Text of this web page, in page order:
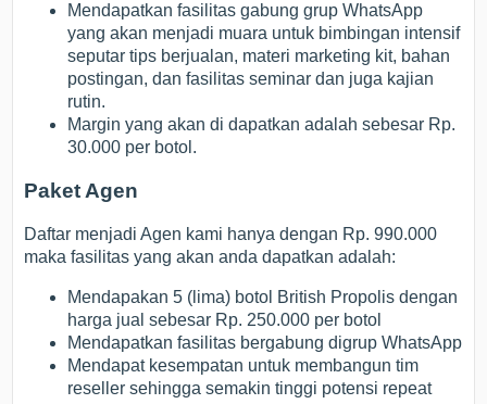
Mendapatkan fasilitas gabung grup WhatsApp
yang akan menjadi muara untuk bimbingan intensif
seputar tips berjualan, materi marketing kit, bahan
postingan, dan fasilitas seminar dan juga kajian
rutin.
Margin yang akan di dapatkan adalah sebesar Rp.
30.000 per botol.
Paket Agen
Daftar menjadi Agen kami hanya dengan Rp. 990.000
maka fasilitas yang akan anda dapatkan adalah:
Mendapakan 5 (lima) botol British Propolis dengan
harga jual sebesar Rp. 250.000 per botol
Mendapatkan fasilitas bergabung digrup WhatsApp
Mendapat kesempatan untuk membangun tim
reseller sehingga semakin tinggi potensi repeat